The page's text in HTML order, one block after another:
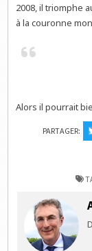
2008, il triomphe
à la couronne
Alors il pourrait
PARTAGER: